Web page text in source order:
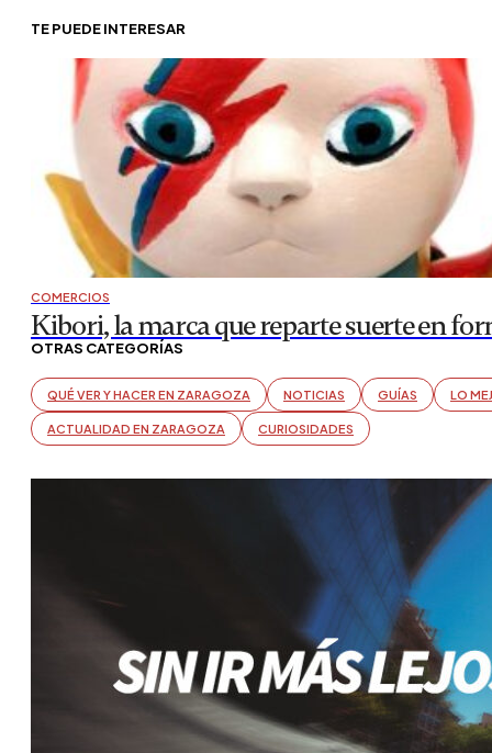
TE PUEDE INTERESAR
COMERCIOS
Kibori, la marca que reparte suerte en
OTRAS CATEGORÍAS
QUÉ VER Y HACER EN ZARAGOZA NOTICIAS GUÍAS LO
ACTUALIDAD EN ZARAGOZA CURIOSIDADES